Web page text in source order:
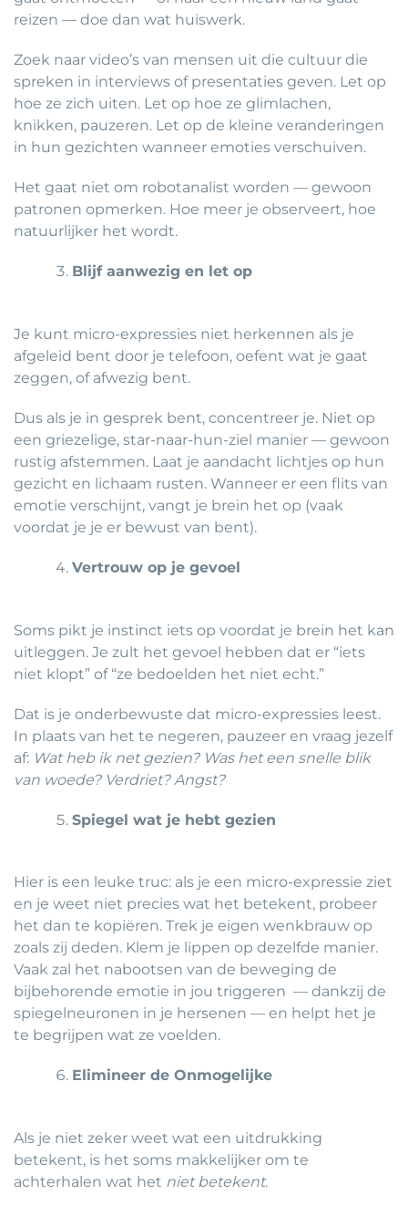
reizen — doe dan wat huiswerk.
Zoek naar video’s van mensen uit die cultuur die
spreken in interviews of presentaties geven. Let op
hoe ze zich uiten. Let op hoe ze glimlachen,
knikken, pauzeren. Let op de kleine veranderingen
in hun gezichten wanneer emoties verschuiven.
Het gaat niet om robotanalist worden — gewoon
patronen opmerken. Hoe meer je observeert, hoe
natuurlijker het wordt.
Blijf aanwezig en let op
Je kunt micro-expressies niet herkennen als je
afgeleid bent door je telefoon, oefent wat je gaat
zeggen, of afwezig bent.
Dus als je in gesprek bent, concentreer je. Niet op
een griezelige, star-naar-hun-ziel manier — gewoon
rustig afstemmen. Laat je aandacht lichtjes op hun
gezicht en lichaam rusten. Wanneer er een flits van
emotie verschijnt, vangt je brein het op (vaak
voordat je je er bewust van bent).
Vertrouw op je gevoel
Soms pikt je instinct iets op voordat je brein het kan
uitleggen. Je zult het gevoel hebben dat er “iets
niet klopt” of “ze bedoelden het niet echt.”
Dat is je onderbewuste dat micro-expressies leest.
In plaats van het te negeren, pauzeer en vraag jezelf
af: Wat heb ik net gezien? Was het een snelle blik
van woede? Verdriet? Angst?
Spiegel wat je hebt gezien
Hier is een leuke truc: als je een micro-expressie ziet
en je weet niet precies wat het betekent, probeer
het dan te kopiëren. Trek je eigen wenkbrauw op
zoals zij deden. Klem je lippen op dezelfde manier.
Vaak zal het nabootsen van de beweging de
bijbehorende emotie in jou triggeren — dankzij de
spiegelneuronen in je hersenen — en helpt het je
te begrijpen wat ze voelden.
Elimineer de Onmogelijke
Als je niet zeker weet wat een uitdrukking
betekent, is het soms makkelijker om te
achterhalen wat het niet betekent.